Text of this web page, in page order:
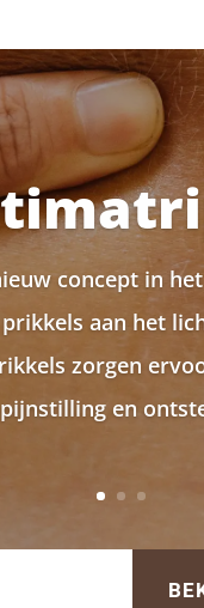
concept in
aan het
zorgen
en